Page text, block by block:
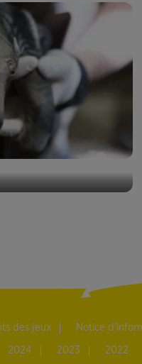
des jeux Notice
2024 2023 2022